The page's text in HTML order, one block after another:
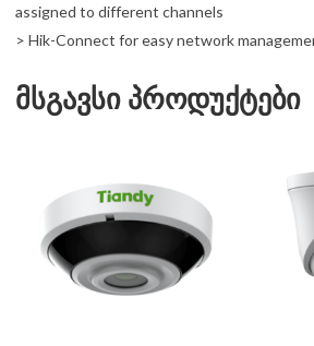
assigned to different channels
> Hik-Connect for easy network
მსგავსი პროდუქტები